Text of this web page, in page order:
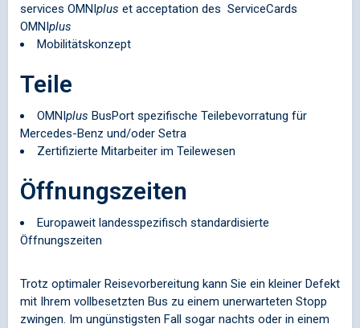
services OMNIplus et acceptation des ServiceCards
OMNIplus
Mobilitätskonzept
Teile
OMNIplus BusPort spezifische Teilebevorratung für
Mercedes-Benz und/oder Setra
Zertifizierte Mitarbeiter im Teilewesen
Öffnungszeiten
Europaweit landesspezifisch standardisierte
Öffnungszeiten
Trotz optimaler Reisevorbereitung kann Sie ein kleiner Defekt
mit Ihrem vollbesetzten Bus zu einem unerwarteten Stopp
zwingen. Im ungünstigsten Fall sogar nachts oder in einem